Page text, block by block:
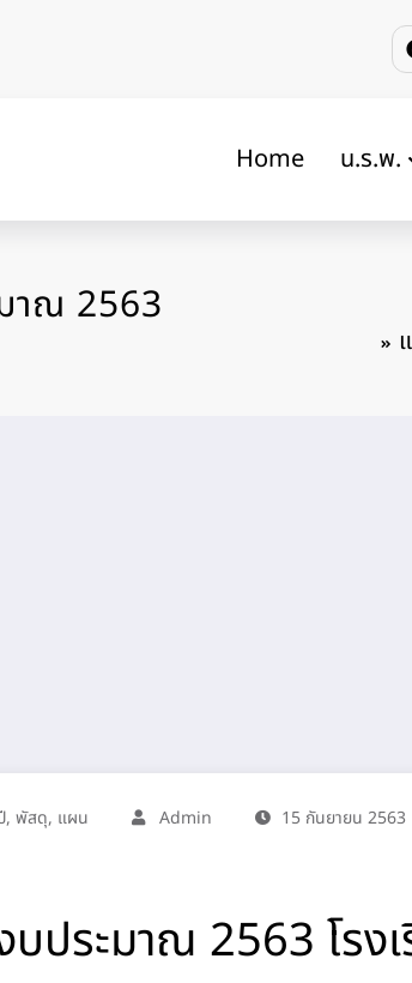
Home น.ร.พ.
าณ 2563
, พัสดุ, แผน Admin
15 กันยายน 2563
ประมาณ 2563 โรง